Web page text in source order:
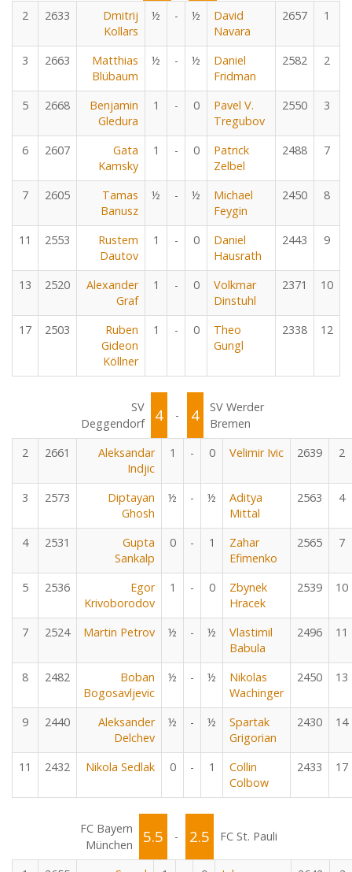
2
2633
Dmitrij
Kollars
½ - ½
David
Navara
2657 1
3 2663
Matthias
Blübaum
½ - ½
Daniel
Fridman
2582 2
5 2668
Benjamin
Gledura
1 - 0
Pavel V.
Tregubov
2550 3
6 2607
Gata
Kamsky
1 - 0
Patrick
Zelbel
2488 7
7 2605
Tamas
Banusz
½ - ½
Michael
Feygin
2450 8
11 2553
Rustem
Dautov
1 - 0
Daniel
Hausrath
2443 9
13 2520
Alexander
Graf
1 - 0
Volkmar
Dinstuhl
2371 10
17 2503
Ruben
Gideon
Köllner
1 - 0
Theo
Gungl
2338 12
SV
Deggendorf
4 - 4
SV Werder
Bremen
2
2661
Aleksandar
Indjic
1 - 0 Velimir Ivic 2639 2
3 2573
Diptayan
Ghosh
½ - ½
Aditya
Mittal
2563 4
4 2531
Gupta
Sankalp
0 - 1
Zahar
Efimenko
2565 7
5 2536
Egor
Krivoborodov
1 - 0
Zbynek
Hracek
2539 10
7 2524 Martin Petrov ½ - ½
Vlastimil
Babula
2496 11
8 2482
Boban
Bogosavljevic
½ - ½
Nikolas
Wachinger
2450 13
9 2440
Aleksander
Delchev
½ - ½
Spartak
Grigorian
2430 14
11 2432 Nikola Sedlak 0 - 1
Collin
Colbow
2433 17
FC Bayern
München
5.5 - 2.5 FC St. Pauli